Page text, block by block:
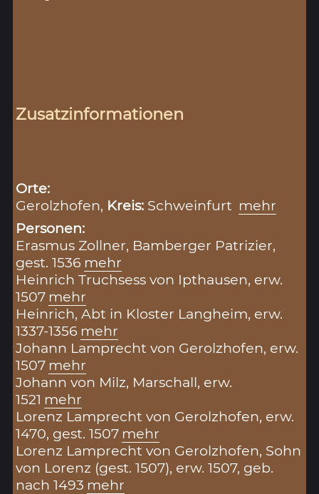
Zusatzinformationen
Orte:
Gerolzhofen, Kreis: Schweinfurt mehr
Personen:
Erasmus Zollner, Bamberger Patrizier,
gest. 1536 mehr
Heinrich Truchsess von Ipthausen, erw.
1507 mehr
Heinrich, Abt in Kloster Langheim, erw.
1337-1356 mehr
Johann Lamprecht von Gerolzhofen, erw.
1507 mehr
Johann von Milz, Marschall, erw.
1521 mehr
Lorenz Lamprecht von Gerolzhofen, erw.
1470, gest. 1507 mehr
Lorenz Lamprecht von Gerolzhofen, Sohn
von Lorenz (gest. 1507), erw. 1507, geb.
nach 1493 mehr